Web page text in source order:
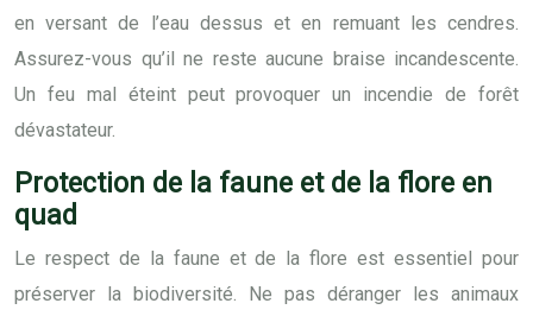
en versant de l’eau dessus et en remuant les cendres.
Assurez-vous qu’il ne reste aucune braise incandescente.
Un feu mal éteint peut provoquer un incendie de forêt
dévastateur.
Protection de la faune et de la flore en
quad
Le respect de la faune et de la flore est essentiel pour
préserver la biodiversité. Ne pas déranger les animaux